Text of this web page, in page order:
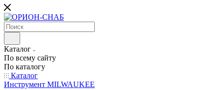
Каталог
По всему сайту
По каталогу
Каталог
Инструмент MILWAUKEE